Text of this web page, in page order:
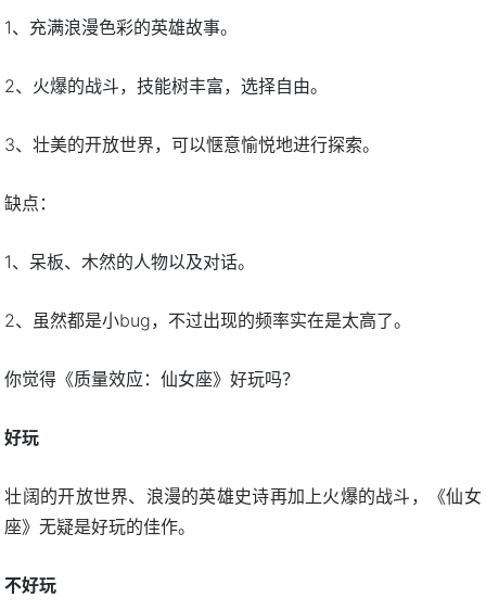
1、充满浪漫色彩的英雄故事。
2、火爆的战斗，技能树丰富，选择自由。
3、壮美的开放世界，可以惬意愉悦地进行探索。
缺点：
1、呆板、木然的人物以及对话。
2、虽然都是小bug，不过出现的频率实在是太高了。
你觉得《质量效应：仙女座》好玩吗？
好玩
壮阔的开放世界、浪漫的英雄史诗再加上火爆的战斗，《仙女
座》无疑是好玩的佳作。
不好玩